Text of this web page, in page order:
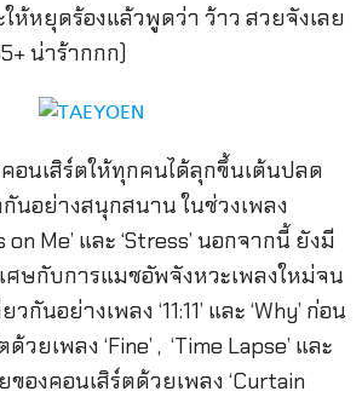
ห้หยุดร้องแล้วพูดว่า ว้าว สวยจังเลย
น่าร้ากกก)
อนเสิร์ตให้ทุกคนได้ลุกขึ้นเต้นปลด
นอย่างสนุกสนาน ในช่วงเพลง
on Me’ และ ‘Stress’ นอกจากนี้ ยังมี
ศษกับการแมชอัพจังหวะเพลงใหม่จน
กันอย่างเพลง ‘11:11’ และ ‘Why’ ก่อน
ยเพลง ‘Fine’ , ‘Time Lapse’ และ
องคอนเสิร์ตด้วยเพลง ‘Curtain